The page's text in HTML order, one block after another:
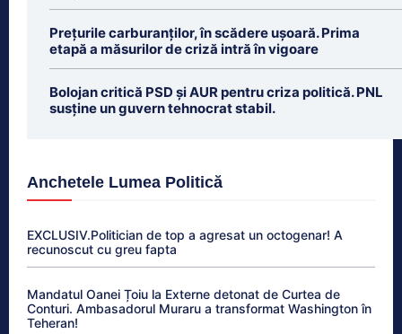
Prețurile carburanților, în scădere ușoară. Prima
etapă a măsurilor de criză intră în vigoare
Bolojan critică PSD și AUR pentru criza politică. PNL
susține un guvern tehnocrat stabil.
Anchetele Lumea Politică
EXCLUSIV.Politician de top a agresat un octogenar! A
recunoscut cu greu fapta
Mandatul Oanei Țoiu la Externe detonat de Curtea de
Conturi. Ambasadorul Muraru a transformat Washington în
Teheran!